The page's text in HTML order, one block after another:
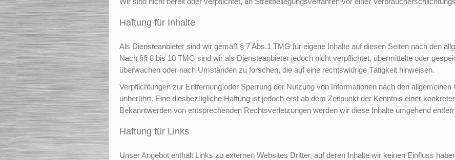
Haftung für Inhalte
Als Diensteanbieter sind wir gemäß § 7 Abs.1 TMG für eigene Inhalte auf diesen Seiten nach den
Nach §§ 8 bis 10 TMG sind wir als Diensteanbieter jedoch nicht verpflichtet, übermittelte oder
überwachen oder nach Umständen zu forschen, die auf eine rechtswidrige Tätigkeit hinweisen.
Verpflichtungen zur Entfernung oder Sperrung der Nutzung von Informationen nach den
unberührt. Eine diesbezügliche Haftung ist jedoch erst ab dem Zeitpunkt der Kenntnis einer
Bekanntwerden von entsprechenden Rechtsverletzungen werden wir diese Inhalte umgehend
Haftung für Links
Unser Angebot enthält Links zu externen Websites Dritter, auf deren Inhalte wir keinen Einfluss